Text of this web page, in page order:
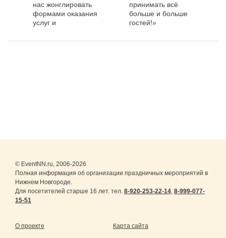
нас жонглировать
формами оказания
услуг и
идеями»
принимать всё
больше и больше
гостей!»
© EventNN.ru, 2006-2026
Полная информация об организации праздничных мероприятий в
Нижнем Новгороде.
Для посетителей старше 16 лет. тел. 8-920-253-22-14, 8-999-077-
15-51
О проекте Карта сайта